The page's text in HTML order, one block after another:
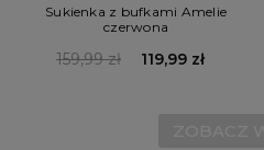
Sukienka z bufkami Amelie
czerwona
159,99 zł 119,99 zł